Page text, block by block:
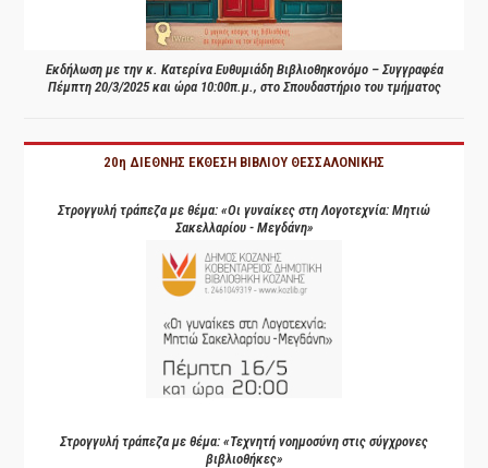
Εκδήλωση με την κ. Κατερίνα Ευθυμιάδη Βιβλιοθηκονόμο – Συγγραφέα
Πέμπτη 20/3/2025 και ώρα 10:00π.μ., στο Σπουδαστήριο του τμήματος
20η ΔΙΕΘΝΗΣ ΕΚΘΕΣΗ ΒΙΒΛΙΟΥ ΘΕΣΣΑΛΟΝΙΚΗΣ
Στρογγυλή τράπεζα με θέμα: «Οι γυναίκες στη Λογοτεχνία: Μητιώ
Σακελλαρίου - Μεγδάνη»
Στρογγυλή τράπεζα με θέμα: «Τεχνητή νοημοσύνη στις σύγχρονες
βιβλιοθήκες»